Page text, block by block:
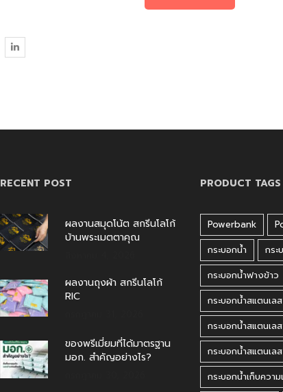
RECENT POST
ผลงานสมุดโน้ต สกรีนโลโก้
บ้านพระเมตตาคุณ
ผลงานถุงผ้า สกรีนโลโก้
RIC
ของพรีเมี่ยมที่ได้มาตรฐาน
มอก. สำคัญอย่างไร?
PRODUCT TAGS
Powerbank
กระบอกน้ำ
กระ
กระบอกน้ำฟางข้าว
กระบอกน้ำสแตนเลส
กระบอกน้ำสแตนเล
กระบอกน้ำสแตนเล
กระบอกน้ำเก็บความ